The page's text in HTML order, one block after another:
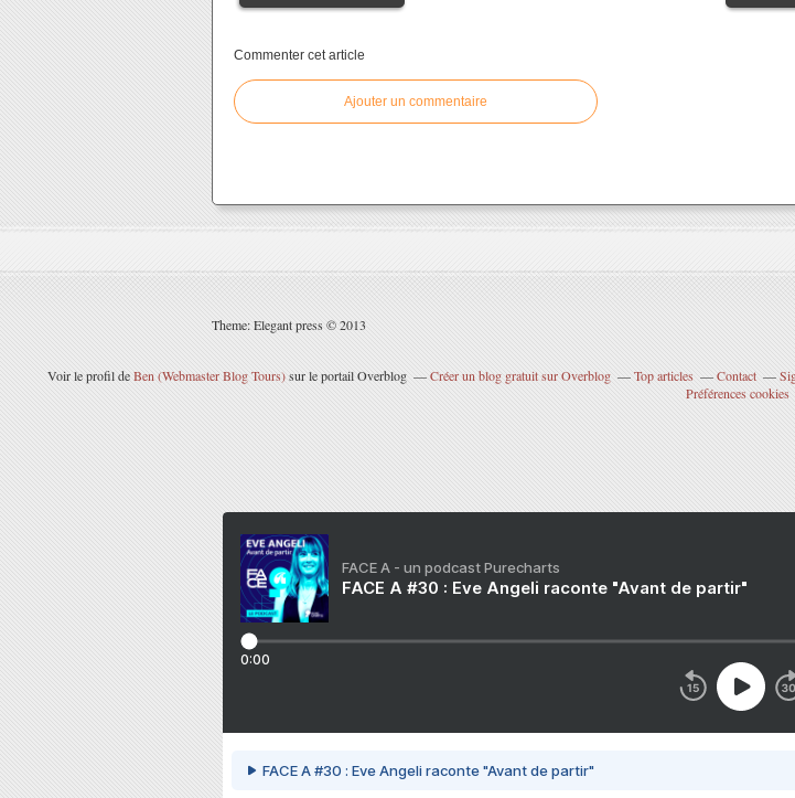
Commenter cet article
Ajouter un commentaire
Theme: Elegant press © 2013
Voir le profil deBen (Webmaster Blog Tours)sur le portail Overblog Créer un blog gratuit sur Overblog Top articles Contact
Préférences cookies
FACE A - un podcast Purecharts
FACE A #30 : Eve Angeli raconte "Avant de partir"
0:00
FACE A #30 : Eve Angeli raconte "Avant de partir"